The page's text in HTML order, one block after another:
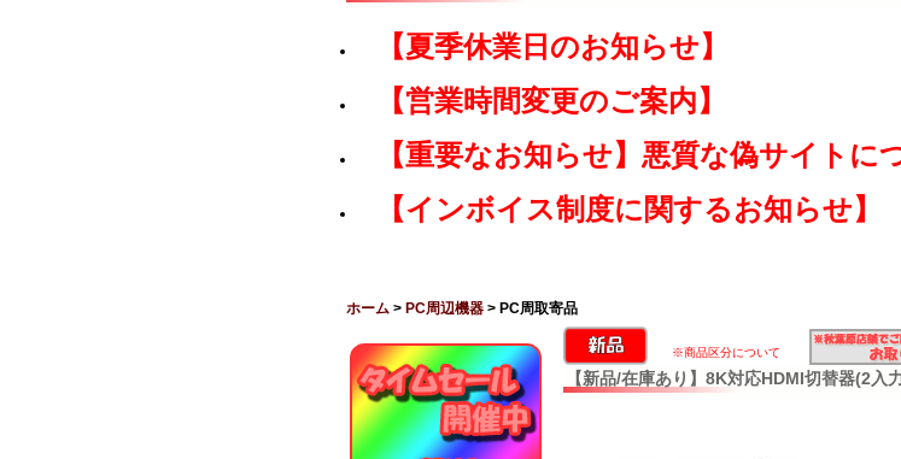
【夏季休業日のお知らせ】
【営業時間変更のご案内】
【重要なお知らせ】悪質な偽サイトに
【インボイス制度に関するお知らせ】
ホーム > PC周辺機器 > PC周取寄品
※商品区分について
【新品/在庫あり】8K対応HDMI切替器(2